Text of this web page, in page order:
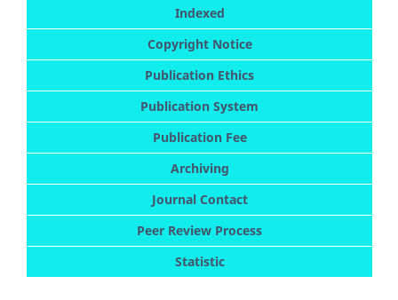
Indexed
Copyright Notice
Publication Ethics
Publication System
Publication Fee
Archiving
Journal Contact
Peer Review Process
Statistic